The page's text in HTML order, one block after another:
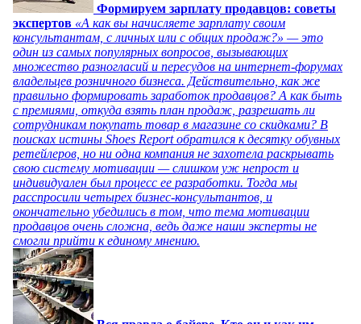
Формируем зарплату продавцов: советы
экспертов «А как вы начисляете зарплату своим
консультантам, с личных или с общих продаж?» — это
один из самых популярных вопросов, вызывающих
множество разногласий и пересудов на интернет-форумах
владельцев розничного бизнеса. Действительно, как же
правильно формировать заработок продавцов? А как быть
с премиями, откуда взять план продаж, разрешать ли
сотрудникам покупать товар в магазине со скидками? В
поисках истины Shoes Report обратился к десятку обувных
ретейлеров, но ни одна компания не захотела раскрывать
свою систему мотивации — слишком уж непрост и
индивидуален был процесс ее разработки. Тогда мы
расспросили четырех бизнес-консультантов, и
окончательно убедились в том, что тема мотивации
продавцов очень сложна, ведь даже наши эксперты не
смогли прийти к единому мнению.